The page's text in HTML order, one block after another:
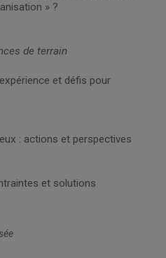
» ?
de terrain
et défis pour
: actions et perspectives
et solutions